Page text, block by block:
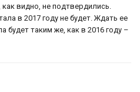
как видно, не подтвердились.
в 2017 году не будет. Ждать ее
будет таким же, как в 2016 году –